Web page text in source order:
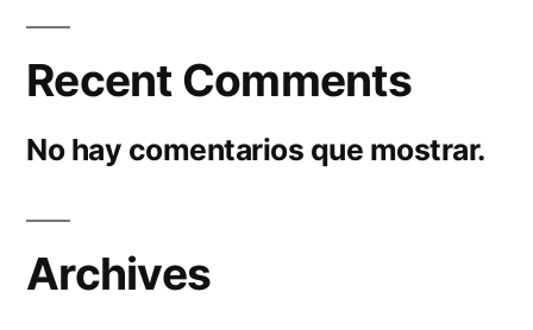
Recent Comments
No hay comentarios que mostrar.
Archives